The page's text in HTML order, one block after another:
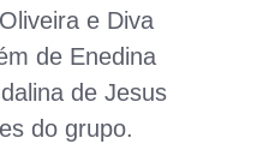
e Diva
de Enedina
de Jesus
do grupo.